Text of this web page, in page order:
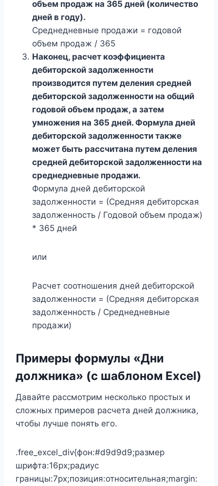
объем продаж на 365 дней (количество
дней в году).
Среднедневные продажи = годовой
объем продаж / 365
Наконец, расчет коэффициента
дебиторской задолженности
производится путем деления средней
дебиторской задолженности на общий
годовой объем продаж, а затем
умножения на 365 дней. Формула дней
дебиторской задолженности также
может быть рассчитана путем деления
средней дебиторской задолженности на
среднедневные продажи.
Формула дней дебиторской
задолженности = (Средняя дебиторская
задолженность / Годовой объем продаж)
* 365 дней
или
Расчет соотношения дней дебиторской
задолженности = (Средняя дебиторская
задолженность / Среднедневные
продажи)
Примеры формулы «Дни
должника» (с шаблоном Excel)
Давайте рассмотрим несколько простых и
сложных примеров расчета дней должника,
чтобы лучше понять его.
.free_excel_div{фон:#d9d9d9;размер
шрифта:16px;радиус
границы:7px;позиция:относительная;margin: